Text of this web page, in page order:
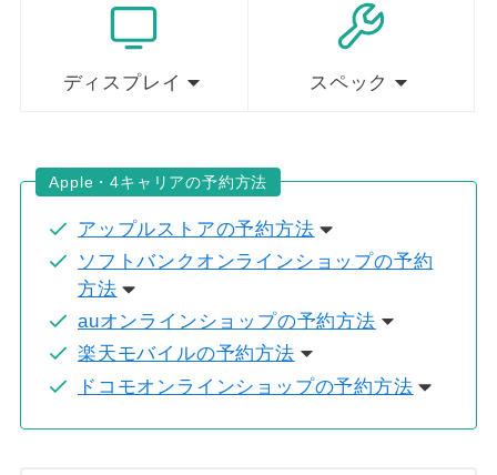
ディスプレイ スペック
Apple・4キャリアの予約方法
アップルストアの予約方法
ソフトバンクオンラインショップの予約
方法
auオンラインショップの予約方法
楽天モバイルの予約方法
ドコモオンラインショップの予約方法